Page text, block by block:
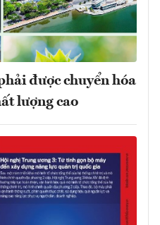
được chuyển hóa
lượng cao